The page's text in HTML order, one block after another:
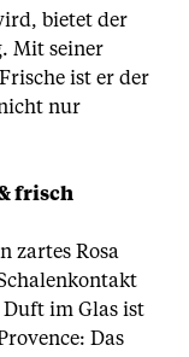
bietet der
Mit seiner
ist er der
nur
frisch
zartes Rosa
im Glas ist
Das